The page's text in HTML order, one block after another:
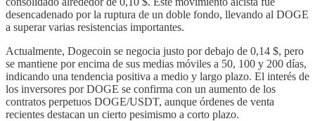
desencadenado por la ruptura de un doble fondo, llevando al DOGE
a superar varias resistencias importantes.
Actualmente, Dogecoin se negocia justo por debajo de 0,14 $, pero
se mantiene por encima de sus medias móviles a 50, 100 y 200 días,
indicando una tendencia positiva a medio y largo plazo. El interés de
los inversores por DOGE se confirma con un aumento de los
contratos perpetuos DOGE/USDT, aunque órdenes de venta
recientes destacan un cierto pesimismo a corto plazo.